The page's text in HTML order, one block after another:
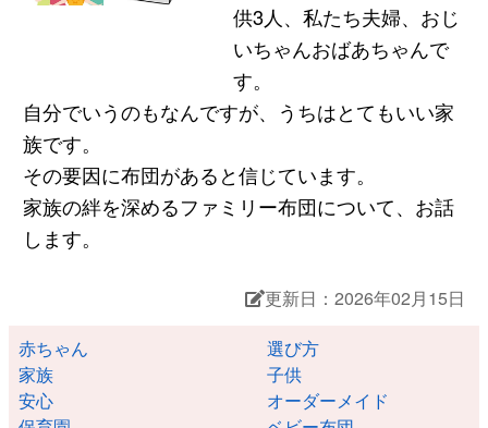
供3人、私たち夫婦、おじ
いちゃんおばあちゃんで
す。
自分でいうのもなんですが、うちはとてもいい家
族です。
その要因に布団があると信じています。
家族の絆を深めるファミリー布団について、お話
します。
更新日：2026年02月15日
赤ちゃん
選び方
家族
子供
安心
オーダーメイド